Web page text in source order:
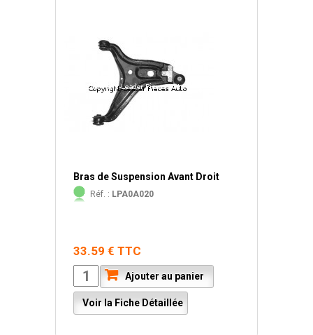
Bras de Suspension Avant Droit
Réf. : LPA0A020
33.59 € TTC
Ajouter au panier
Voir la Fiche Détaillée